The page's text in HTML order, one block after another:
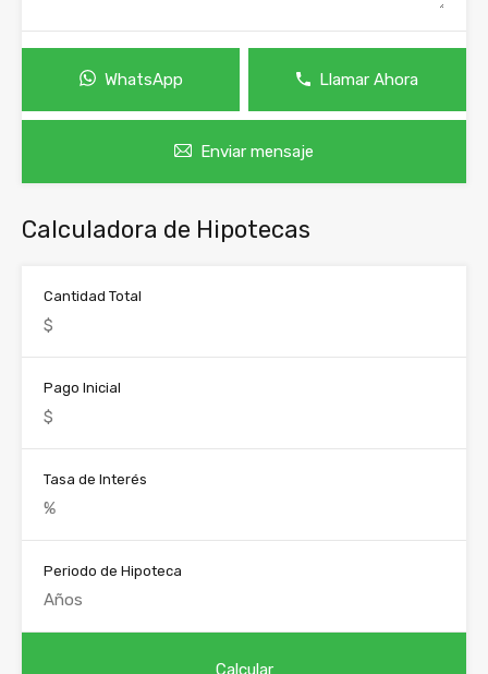
WhatsApp Llamar Ahora
Enviar mensaje
Calculadora de Hipotecas
Cantidad Total
Pago Inicial
Tasa de Interés
Periodo de Hipoteca